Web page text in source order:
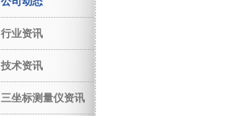
行业资讯
技术资讯
三坐标测量仪资讯